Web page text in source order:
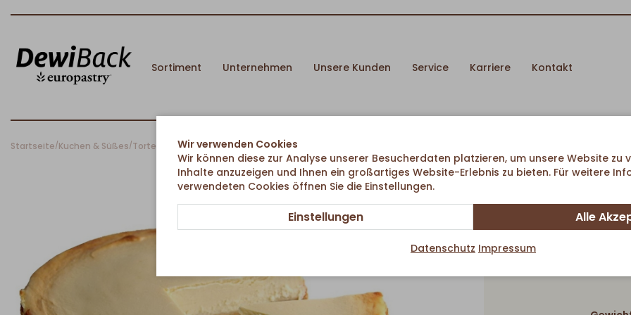
Sortiment Unternehmen Unsere Kunden Service Karriere Kontakt
Startseite/Kuchen & Süßes/Torten & Rundkuchen/Konditorei Käsekuchen mit Crunchy Boden
Wir verwenden Cookies
Wir können diese zur Analyse unserer Besucherdaten platzieren, um unsere Website zu
Inhalte anzuzeigen und Ihnen ein großartiges Website-Erlebnis zu bieten. Für weitere
verwendeten Cookies öffnen Sie die Einstellungen.
Einstellungen Alle
Datenschutz Impressum